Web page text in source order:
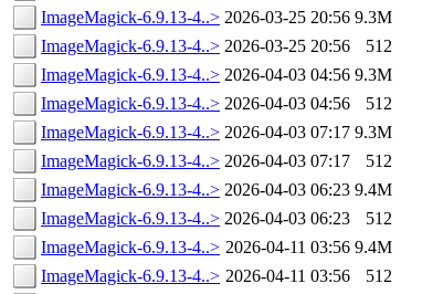
ImageMagick-6.9.13-4..> 2026-03-25 20:56 9.3M
ImageMagick-6.9.13-4..> 2026-03-25 20:56
512
ImageMagick-6.9.13-4..> 2026-04-03 04:56 9.3M
ImageMagick-6.9.13-4..> 2026-04-03 04:56
512
ImageMagick-6.9.13-4..> 2026-04-03 07:17 9.3M
ImageMagick-6.9.13-4..> 2026-04-03 07:17
512
ImageMagick-6.9.13-4..> 2026-04-03 06:23 9.4M
ImageMagick-6.9.13-4..> 2026-04-03 06:23
512
ImageMagick-6.9.13-4..> 2026-04-11 03:56 9.4M
ImageMagick-6.9.13-4..> 2026-04-11 03:56
512